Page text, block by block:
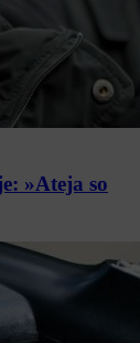
»Ateja so